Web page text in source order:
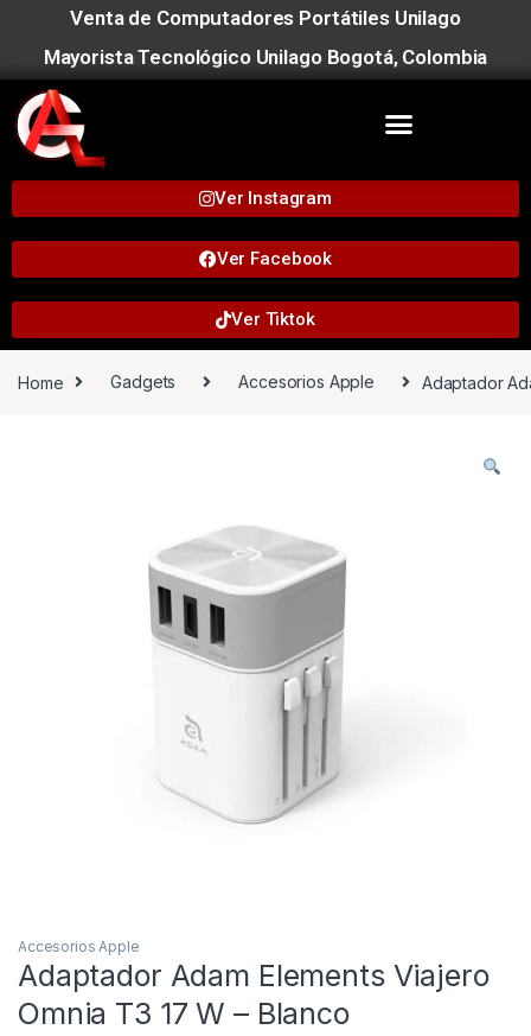
Venta de Computadores Portátiles Unilago
Mayorista Tecnológico Unilago Bogotá, Colombia
Ver Instagram
Ver Facebook
Ver Tiktok
Home Gadgets Accesorios Apple Adaptador
Accesorios Apple
Adaptador Adam Elements Viajero
Omnia T3 17 W – Blanco